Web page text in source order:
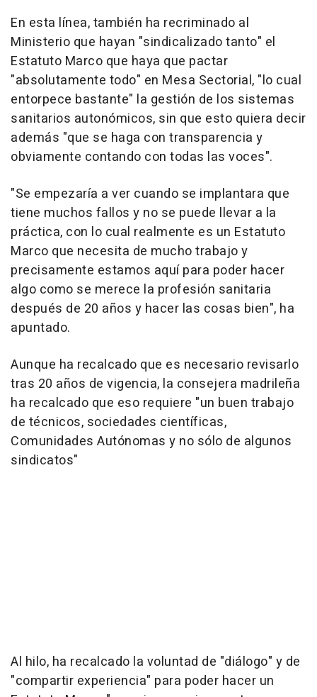
En esta línea, también ha recriminado al
Ministerio que hayan "sindicalizado tanto" el
Estatuto Marco que haya que pactar
"absolutamente todo" en Mesa Sectorial, "lo cual
entorpece bastante" la gestión de los sistemas
sanitarios autonómicos, sin que esto quiera decir
además "que se haga con transparencia y
obviamente contando con todas las voces".
"Se empezaría a ver cuando se implantara que
tiene muchos fallos y no se puede llevar a la
práctica, con lo cual realmente es un Estatuto
Marco que necesita de mucho trabajo y
precisamente estamos aquí para poder hacer
algo como se merece la profesión sanitaria
después de 20 años y hacer las cosas bien", ha
apuntado.
Aunque ha recalcado que es necesario revisarlo
tras 20 años de vigencia, la consejera madrileña
ha recalcado que eso requiere "un buen trabajo
de técnicos, sociedades científicas,
Comunidades Autónomas y no sólo de algunos
sindicatos"
Al hilo, ha recalcado la voluntad de "diálogo" y de
"compartir experiencia" para poder hacer un